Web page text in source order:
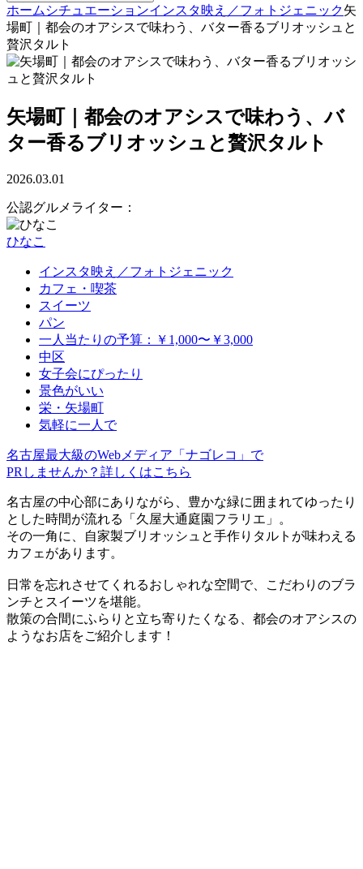
ホーム シチュエーションインスタ映え／フォトジェニック矢
場町｜都会のオアシスで味わう、バター香るブリオッシュと
贅沢タルト
矢場町｜都会のオアシスで味わう、バ
ター香るブリオッシュと贅沢タルト
2026.03.01
公認グルメライター：
ひなこ
インスタ映え／フォトジェニック
カフェ・喫茶
スイーツ
パン
一人当たりの予算：￥1,000〜￥3,000
中区
女子会にぴったり
景色がいい
栄・矢場町
気軽に一人で
名古屋最大級のWebメディア「ナゴレコ」で
PRしませんか？詳しくはこちら
名古屋の中心部にありながら、豊かな緑に囲まれてゆったり
とした時間が流れる「久屋大通庭園フラリエ」。
その一角に、自家製ブリオッシュと手作りタルトが味わえる
カフェがあります。
日常を忘れさせてくれるおしゃれな空間で、こだわりのブラ
ンチとスイーツを堪能。
散策の合間にふらりと立ち寄りたくなる、都会のオアシスの
ようなお店をご紹介します！